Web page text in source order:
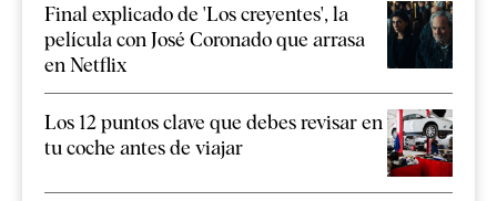
Final explicado de 'Los creyentes', la
película con José Coronado que arrasa
en Netflix
Los 12 puntos clave que debes revisar en
tu coche antes de viajar